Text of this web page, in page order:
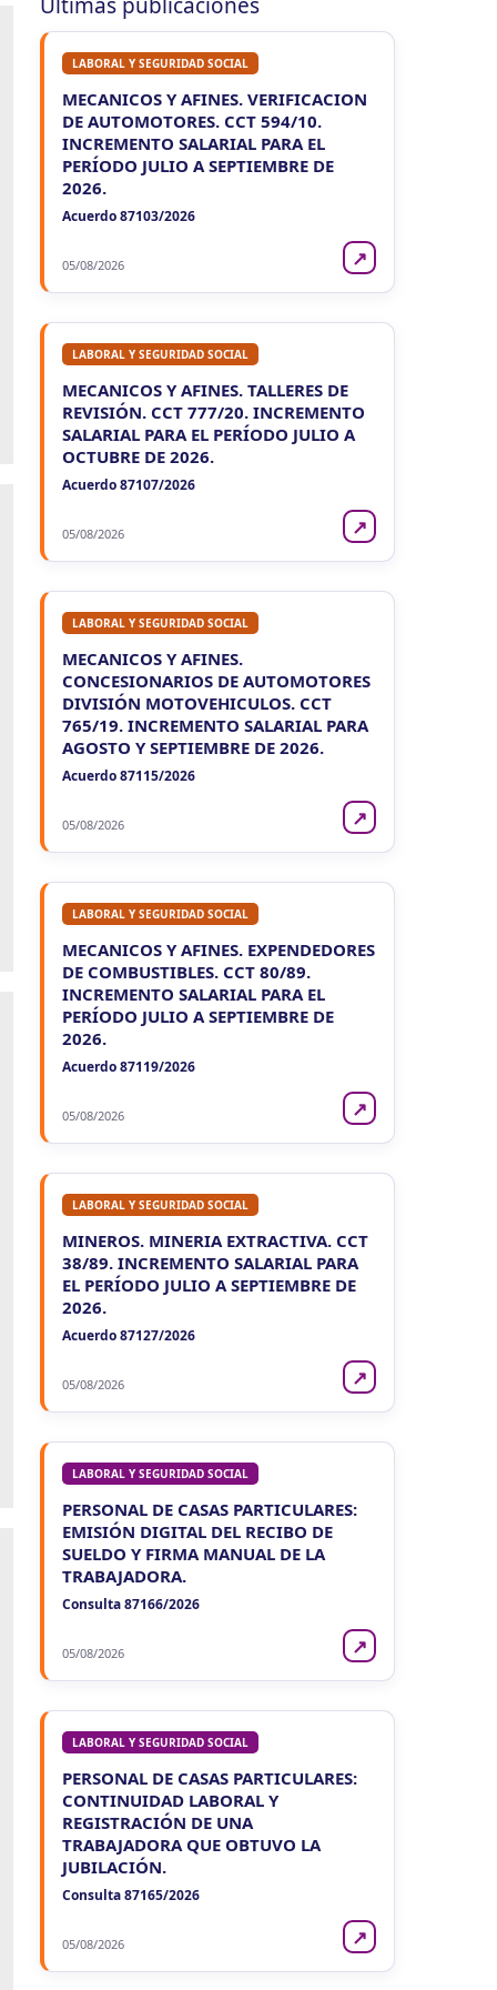
Ag. Ret. Imp. Prof. Lib. EERR
CUIT 5-6-7-8-9-…
VIE
7 ENTRE RIOS
Agentes Ret. y Perc. E. Rios
CUIT 5-6-7-8-9-…
JUJUY
VIE
7 JUJUY
Agentes Ret. Perc. Jujuy
CUIT 0-1-2-3-4-…
LA RIOJA
7 Agentes Percepcion La Rioja
VIE
7 LA RIOJA
Agentes Retencion La Rioja
CUIT 5-6-7-8-9-…
Agentes Ret. y Percep. Neuquen
CUIT 3-…
Últimas publicaciones
LABORAL Y SEGURIDAD SOCIAL
MECANICOS Y AFINES. VERIFICACION
DE AUTOMOTORES. CCT 594/10.
INCREMENTO SALARIAL PARA EL
PERÍODO JULIO A SEPTIEMBRE DE
2026.
Acuerdo 87103/2026
05/08/2026 ↗
LABORAL Y SEGURIDAD SOCIAL
MECANICOS Y AFINES. TALLERES DE
REVISIÓN. CCT 777/20. INCREMENTO
SALARIAL PARA EL PERÍODO JULIO A
OCTUBRE DE 2026.
Acuerdo 87107/2026
05/08/2026 ↗
LABORAL Y SEGURIDAD SOCIAL
MECANICOS Y AFINES.
CONCESIONARIOS DE AUTOMOTORES
DIVISIÓN MOTOVEHICULOS. CCT
765/19. INCREMENTO SALARIAL PARA
AGOSTO Y SEPTIEMBRE DE 2026.
Acuerdo 87115/2026
05/08/2026 ↗
LABORAL Y SEGURIDAD SOCIAL
MECANICOS Y AFINES. EXPENDEDORES
DE COMBUSTIBLES. CCT 80/89.
INCREMENTO SALARIAL PARA EL
PERÍODO JULIO A SEPTIEMBRE DE
2026.
Acuerdo 87119/2026
05/08/2026 ↗
LABORAL Y SEGURIDAD SOCIAL
MINEROS. MINERIA EXTRACTIVA. CCT
38/89. INCREMENTO SALARIAL PARA
EL PERÍODO JULIO A SEPTIEMBRE DE
2026.
Acuerdo 87127/2026
05/08/2026 ↗
LABORAL Y SEGURIDAD SOCIAL
PERSONAL DE CASAS PARTICULARES:
EMISIÓN DIGITAL DEL RECIBO DE
SUELDO Y FIRMA MANUAL DE LA
TRABAJADORA.
Consulta 87166/2026
05/08/2026 ↗
LABORAL Y SEGURIDAD SOCIAL
PERSONAL DE CASAS PARTICULARES:
CONTINUIDAD LABORAL Y
REGISTRACIÓN DE UNA
TRABAJADORA QUE OBTUVO LA
JUBILACIÓN.
Consulta 87165/2026
05/08/2026 ↗